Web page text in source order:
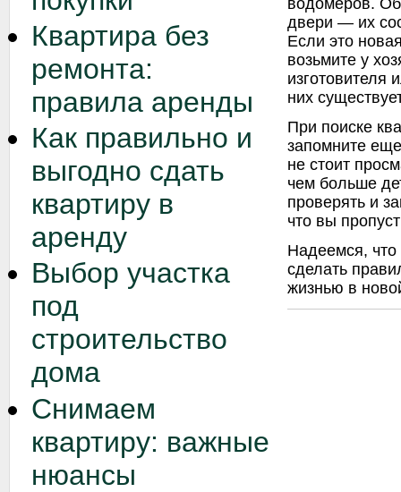
Квартира без
ремонта:
правила аренды
Как правильно и
выгодно сдать
квартиру в
аренду
Выбор участка
под
строительство
дома
Снимаем
квартиру: важные
нюансы
двери — их
Если это
возьмите у
изготовителя
них
При поиске
запомните
не стоит
чем больше
проверять и
что вы
Надеемся, что
сделать
жизнью в